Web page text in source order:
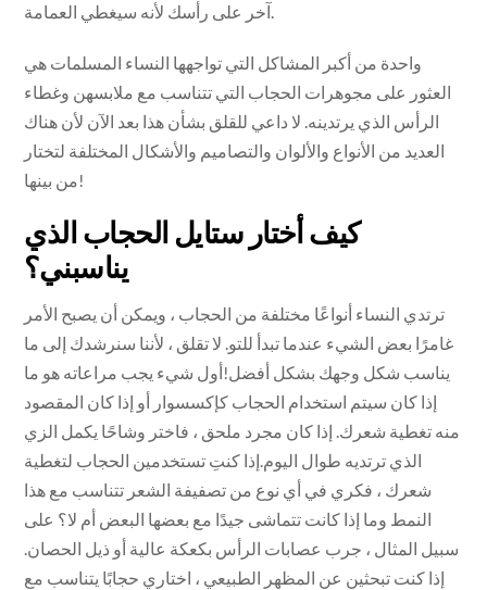
آخر على رأسك لأنه سيغطي العمامة.
واحدة من أكبر المشاكل التي تواجهها النساء المسلمات هي
العثور على مجوهرات الحجاب التي تتناسب مع ملابسهن وغطاء
الرأس الذي يرتدينه. لا داعي للقلق بشأن هذا بعد الآن لأن هناك
العديد من الأنواع والألوان والتصاميم والأشكال المختلفة لتختار
من بينها!
كيف أختار ستايل الحجاب الذي
يناسبني؟
ترتدي النساء أنواعًا مختلفة من الحجاب ، ويمكن أن يصبح الأمر
غامرًا بعض الشيء عندما تبدأ للتو. لا تقلق ، لأننا سنرشدك إلى ما
يناسب شكل وجهك بشكل أفضل!أول شيء يجب مراعاته هو ما
إذا كان سيتم استخدام الحجاب كإكسسوار أو إذا كان المقصود
منه تغطية شعرك. إذا كان مجرد ملحق ، فاختر وشاحًا يكمل الزي
الذي ترتديه طوال اليوم.إذا كنتِ تستخدمين الحجاب لتغطية
شعرك ، فكري في أي نوع من تصفيفة الشعر تتناسب مع هذا
النمط وما إذا كانت تتماشى جيدًا مع بعضها البعض أم لا؟ على
سبيل المثال ، جرب عصابات الرأس بكعكة عالية أو ذيل الحصان.
إذا كنت تبحثين عن المظهر الطبيعي ، اختاري حجابًا يتناسب مع